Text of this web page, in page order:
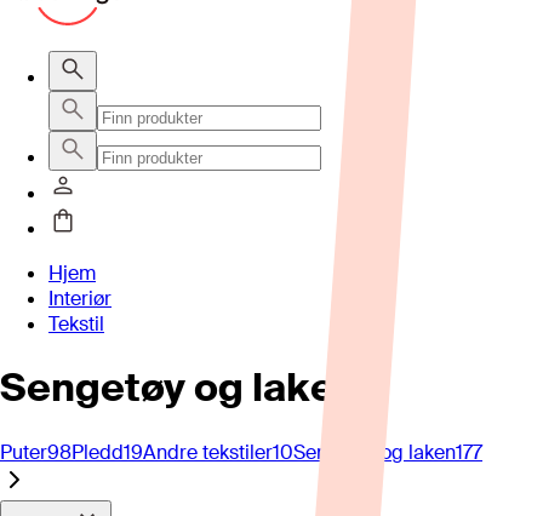
Hjem
Interiør
Tekstil
Sengetøy og laken
Puter98Pledd19Andre tekstiler10Sengetøy og laken177